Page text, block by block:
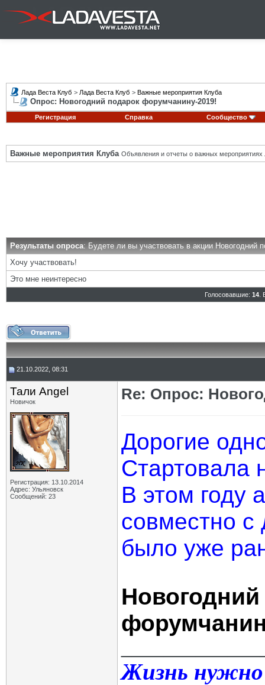
Лада Веста Клуб > Лада Веста Клуб > Важные мероприятия Клуба
Опрос: Новогодний подарок форумчанину-2019!
Регистрация Справка Сообщество
Важные мероприятия Клуба Объявления и отчеты о важных мероприятиях
Результаты опроса: Будете ли вы участвовать в акции Новогодний
Хочу участвовать!
Это мне неинтересно
Голосовавшие: 14.
21.10.2022, 08:31
Тали Angel
Новичок
Регистрация: 13.10.2014
Адрес: Ульяновск
Сообщений: 23
Re: Опрос:
Дорогие
Стартовала
В этом году
совместно с
было уже
Жизнь